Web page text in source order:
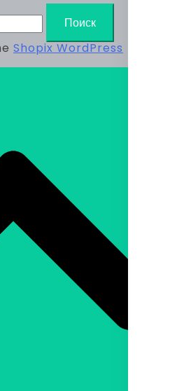
Поиск
Shopix WordPress